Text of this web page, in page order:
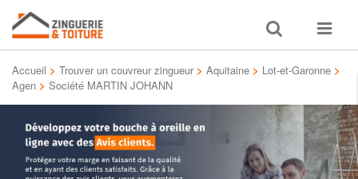
Toggle
search
Toggle
Accueil > Trouver un couvreur zingueur > Aquitaine > Lot-et-Garonne >
Agen > Société MARTIN JOHANN